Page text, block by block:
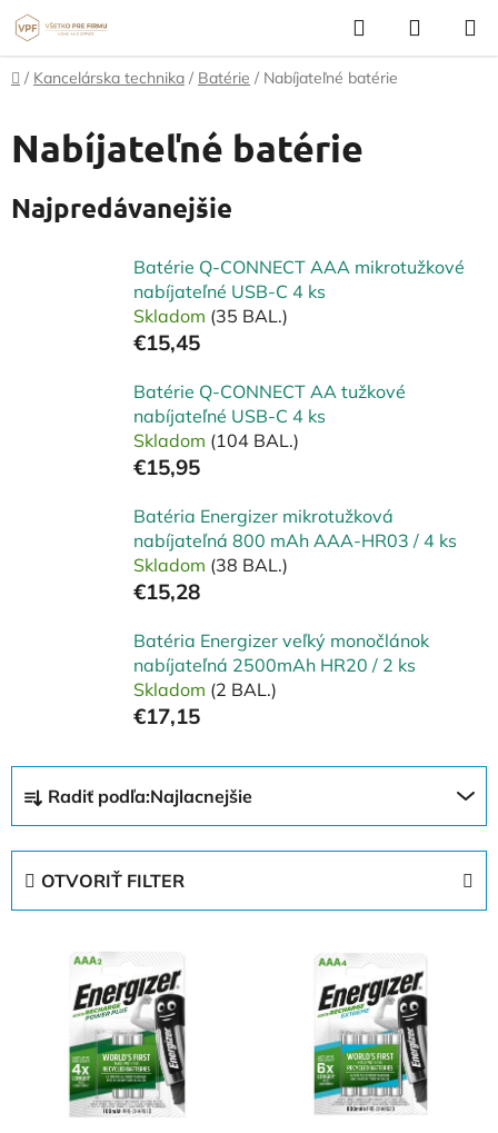
Prejsť
na
obsah
Hľadať
KOŠÍK
Domov
/ Kancelárska technika / Batérie / Nabíjateľné batérie
Nabíjateľné batérie
Najpredávanejšie
Batérie Q-CONNECT AAA mikrotužkové
nabíjateľné USB-C 4 ks
Skladom (35 BAL.)
€15,45
Batérie Q-CONNECT AA tužkové
nabíjateľné USB-C 4 ks
Skladom (104 BAL.)
€15,95
Batéria Energizer mikrotužková
nabíjateľná 800 mAh AAA-HR03 / 4 ks
Skladom (38 BAL.)
€15,28
Batéria Energizer veľký monočlánok
nabíjateľná 2500mAh HR20 / 2 ks
Skladom (2 BAL.)
€17,15
d
Radiť podľa:Najlacnejšie
OTVORIŤ FILTER